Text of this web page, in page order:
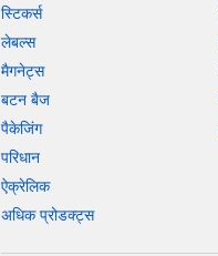
स्टिकर्स
लेबल्स
मैगनेट्स
बटन बैज
पैकेजिंग
परिधान
ऐक्रेलिक
अधिक प्रोडक्ट्स